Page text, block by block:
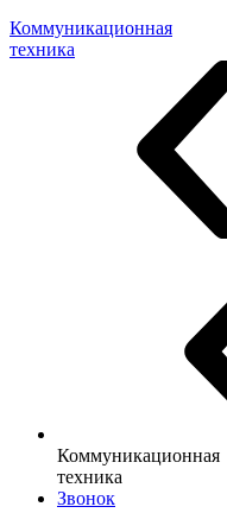
Коммуникационная
техника
Коммуникационная
техника
Звонок